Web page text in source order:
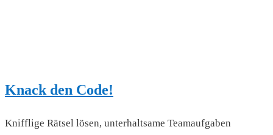
Knack den Code!
Knifflige Rätsel lösen, unterhaltsame Teamaufgaben